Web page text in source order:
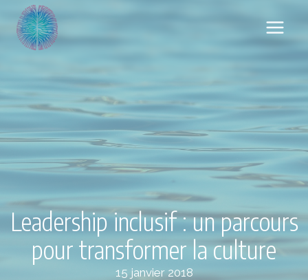
Aller
contenu
Leadership inclusif : un parcours
pour transformer la culture
15 janvier 2018